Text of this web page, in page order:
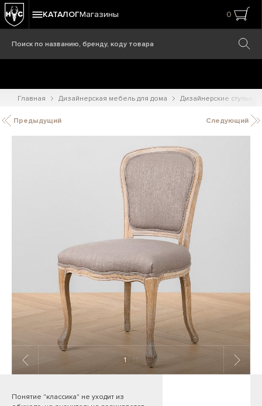
КАТАЛОГМагазины 0
Главная Дизайнерская мебель для дома Дизайнерские стулья
Предыдущий Следующий
1 / 13
Понятие "классика" не уходит из